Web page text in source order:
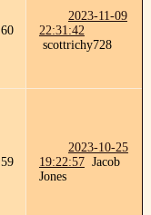
60
2023-11-09
22:31:42
scottrichy728
59
2023-10-25
19:22:57 Jacob
Jones